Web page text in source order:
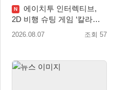
N
에이치투 인터렉티브,
2D 비행 슈팅 게임 ‘칼라드
리우스2/다크 엘레멘트’ 올
2026.08.07 조회 57